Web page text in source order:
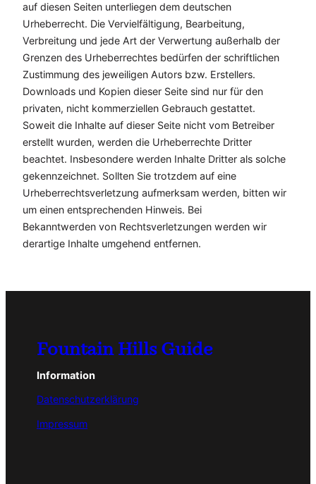
auf diesen Seiten unterliegen dem deutschen
Urheberrecht. Die Vervielfältigung, Bearbeitung,
Verbreitung und jede Art der Verwertung außerhalb der
Grenzen des Urheberrechtes bedürfen der schriftlichen
Zustimmung des jeweiligen Autors bzw. Erstellers.
Downloads und Kopien dieser Seite sind nur für den
privaten, nicht kommerziellen Gebrauch gestattet.
Soweit die Inhalte auf dieser Seite nicht vom Betreiber
erstellt wurden, werden die Urheberrechte Dritter
beachtet. Insbesondere werden Inhalte Dritter als solche
gekennzeichnet. Sollten Sie trotzdem auf eine
Urheberrechtsverletzung aufmerksam werden, bitten wir
um einen entsprechenden Hinweis. Bei
Bekanntwerden von Rechtsverletzungen werden wir
derartige Inhalte umgehend entfernen.
Fountain Hills Guide
Information
Datenschutzerklärung
Impressum